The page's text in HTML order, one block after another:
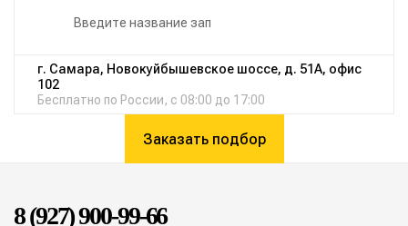
г. Самара, Новокуйбышевское шоссе, д. 51А, офис
102
Бесплатно по России, с 08:00 до 17:00
Заказать подбор
8 (927) 900-99-66